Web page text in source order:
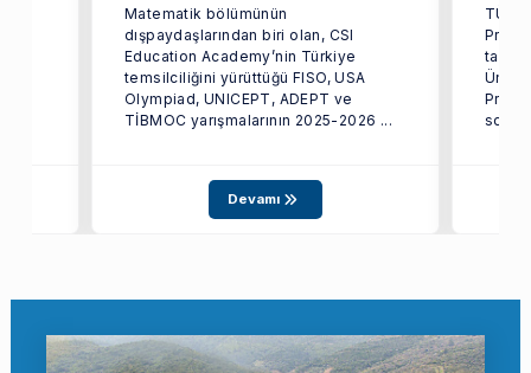
Matematik bölümünün
dışpaydaşlarından biri olan, CSI
Education Academy’nin Türkiye
temsilciliğini yürüttüğü FISO, USA
Olympiad, UNICEPT, ADEPT ve
TİBMOC yarışmalarının 2025-2026 ...
Devamı